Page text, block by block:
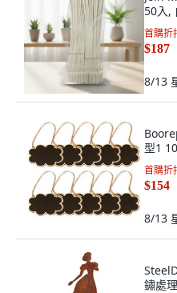
50入,
首購折
$187
8/13
型1
首購折
$154
8/13
鏽處